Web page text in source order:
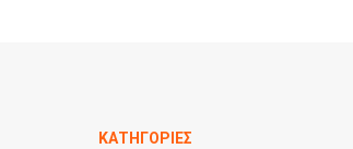
ΚΑΤΗΓΟΡΙΕΣ